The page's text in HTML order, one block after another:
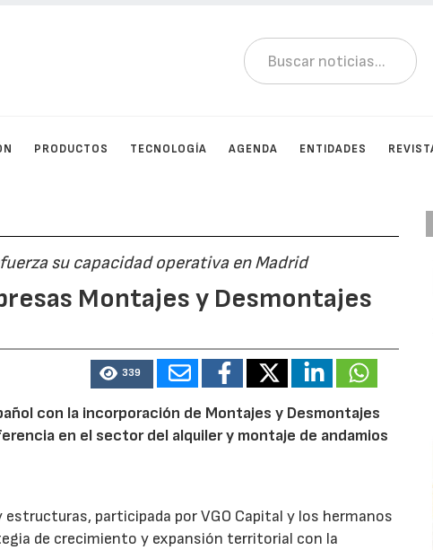
PRODUCTOS TECNOLOGÍA AGENDA ENTIDADES
su capacidad operativa en Madrid
Montajes y Desmontajes
339
con la incorporación de Montajes y Desmontajes
en el sector del alquiler y montaje de andamios
participada por VGO Capital y los hermanos
de crecimiento y expansión territorial con la